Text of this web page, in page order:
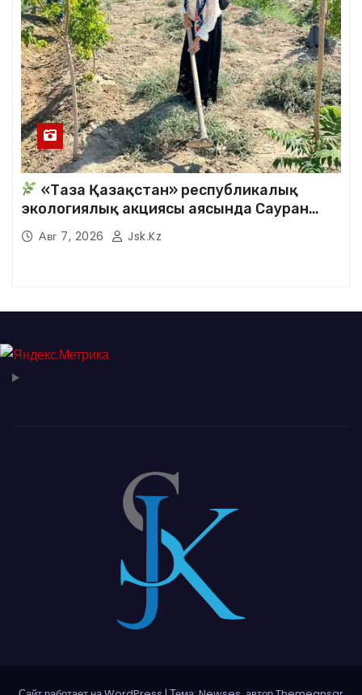
«Таза Қазақстан» республикалық
экологиялық акциясы аясында Сауран
аудандық кітапханасының қызметкерлері
кезекті сенбілік жұмыстарына белсене
Авг 7, 2026 Jsk.kz